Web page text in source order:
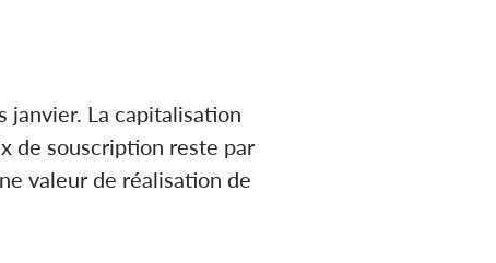
janvier. La capitalisation
de souscription reste par
valeur de réalisation de